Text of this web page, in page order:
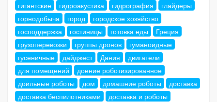
гигантские
гидроакустика гидрография
глайдеры
горнодобыча
город
городское хозяйство
господдержка
гостиницы готовка еды
Греция
грузоперевозки
группы дронов
гуманоидные
гусеничные
дайджест Дания
двигатели
для помещений
доение роботизированное
доильные роботы
дом домашние роботы
доставка
доставка беспилотниками
доставка и роботы